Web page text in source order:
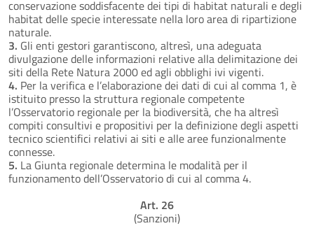
conservazione soddisfacente dei tipi di habitat naturali e degli
habitat delle specie interessate nella loro area di ripartizione
naturale.
3. Gli enti gestori garantiscono, altresì, una adeguata
divulgazione delle informazioni relative alla delimitazione dei
siti della Rete Natura 2000 ed agli obblighi ivi vigenti.
4. Per la verifica e l’elaborazione dei dati di cui al comma 1, è
istituito presso la struttura regionale competente
l’Osservatorio regionale per la biodiversità, che ha altresì
compiti consultivi e propositivi per la definizione degli aspetti
tecnico scientifici relativi ai siti e alle aree funzionalmente
connesse.
5. La Giunta regionale determina le modalità per il
funzionamento dell’Osservatorio di cui al comma 4.
Art. 26
(Sanzioni)